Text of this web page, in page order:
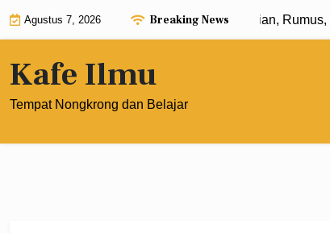
Agustus 7, 2026 Breaking News
Eksponen dengan Pangkat 0: Pengertian, Rumus,
Kafe Ilmu
Tempat Nongkrong dan Belajar